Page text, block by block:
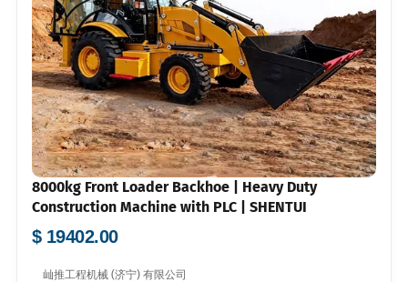
8000kg Front Loader Backhoe | Heavy Duty
Construction Machine with PLC | SHENTUI
$ 19402.00
屾推工程机械 (济宁) 有限公司